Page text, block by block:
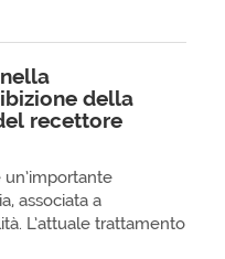
della
recettore
associata a
L’attuale trattamento